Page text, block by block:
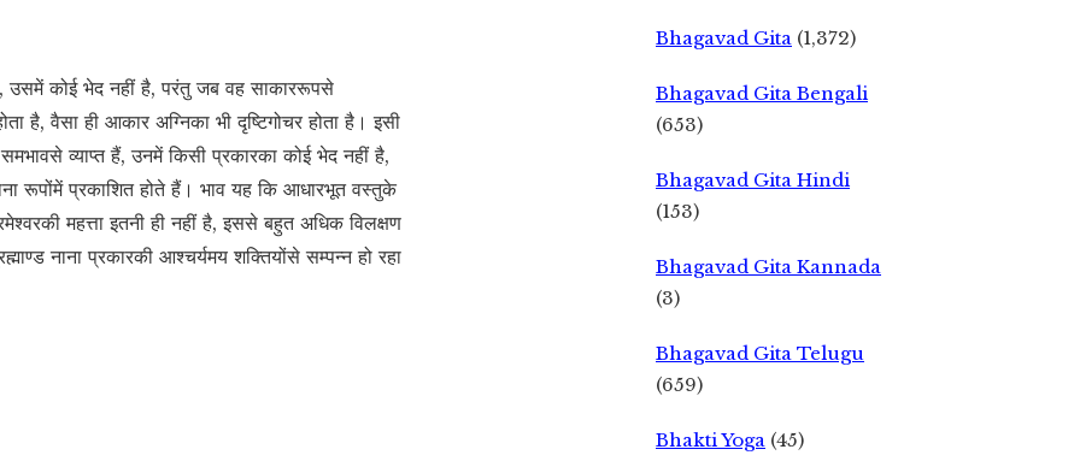
है, उसमें कोई भेद नहीं है, परंतु जब वह साकाररूपसे
है, वैसा ही आकार अग्निका भी दृष्टिगोचर होता है। इसी
व्याप्त हैं, उनमें किसी प्रकारका कोई भेद नहीं है,
रूपोंमें प्रकाशित होते हैं। भाव यह कि आधारभूत वस्तुके
महत्ता इतनी ही नहीं है, इससे बहुत अधिक विलक्षण
नाना प्रकारकी आश्चर्यमय शक्तियोंसे सम्पन्न हो रहा
Bhagavad Gita (1,372)
Bhagavad Gita Bengali
(653)
Bhagavad Gita Hindi
(153)
Bhagavad Gita Kannada
(3)
Bhagavad Gita Telugu
(659)
Bhakti Yoga (45)